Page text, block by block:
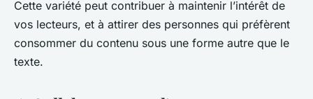
Cette variété peut contribuer à maintenir l’intérêt de
vos lecteurs, et à attirer des personnes qui préfèrent
consommer du contenu sous une forme autre que le
texte.